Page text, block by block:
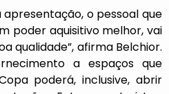
o pessoal que
poder aquisitivo melhor, vai
qualidade”, afirma Belchior.
a espaços que
poderá, inclusive, abrir